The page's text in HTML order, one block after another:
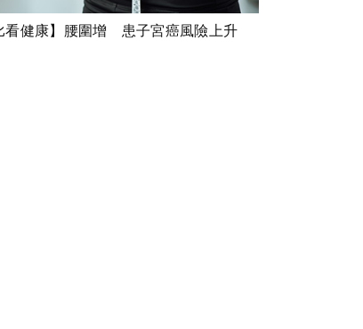
看健康】腰圍增 患子宮癌風險上升